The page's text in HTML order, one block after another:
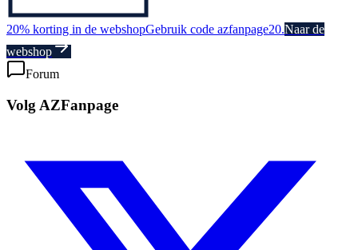
20% korting in de webshopGebruik code azfanpage20.Naar de
webshop
Forum
Volg AZFanpage